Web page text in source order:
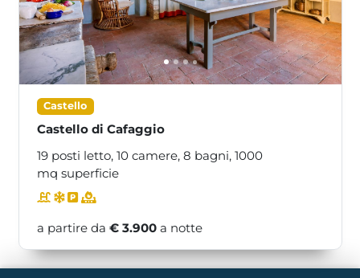
Castello
Castello di Cafaggio
19 posti letto, 10 camere, 8 bagni, 1000
mq superficie
a partire da € 3.900 a notte